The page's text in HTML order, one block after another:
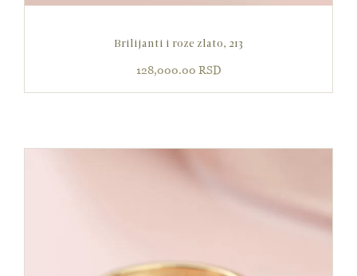
Brilijanti i roze zlato, 213
128,000.00 RSD